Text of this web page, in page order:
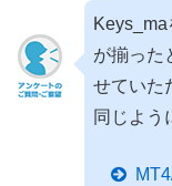
が揃った
せていた
同じよう